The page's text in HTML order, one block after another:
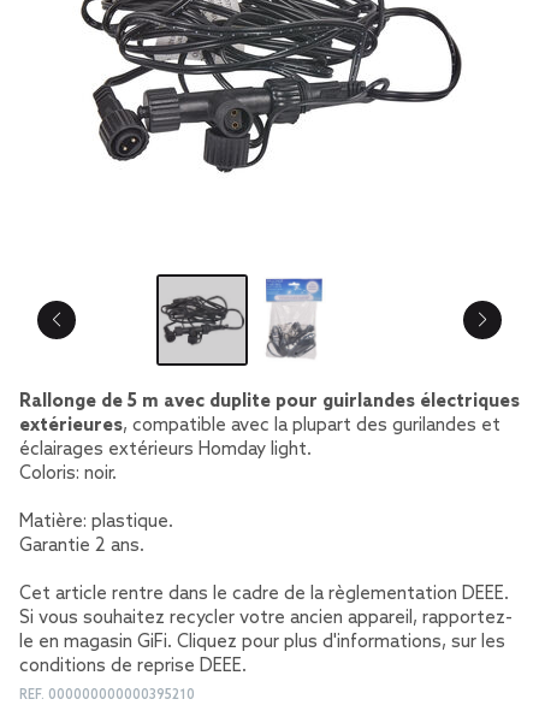
Rallonge de 5 m avec duplite pour guirlandes électriques
extérieures, compatible avec la plupart des gurilandes et
éclairages extérieurs Homday light.
Coloris: noir.
Matière: plastique.
Garantie 2 ans.
Cet article rentre dans le cadre de la règlementation DEEE.
Si vous souhaitez recycler votre ancien appareil, rapportez-
le en magasin GiFi. Cliquez pour plus d'informations, sur les
conditions de reprise DEEE.
REF. 000000000000395210